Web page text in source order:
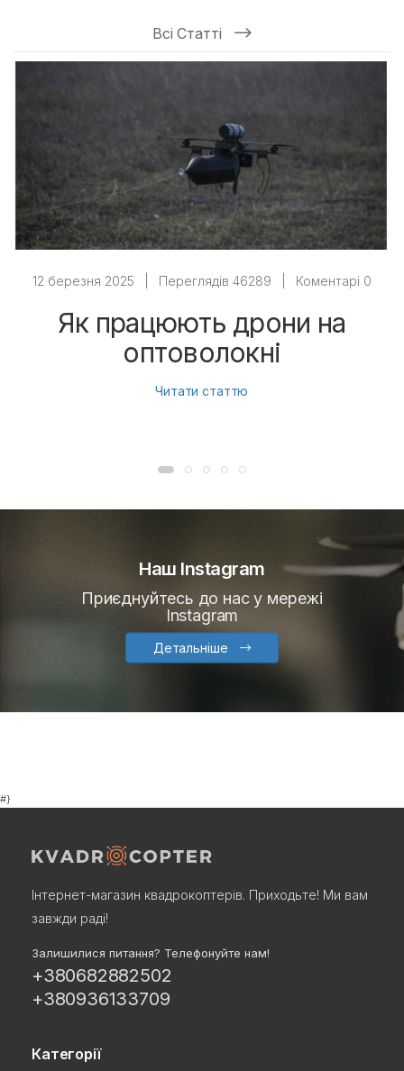
Всі Статті
12 березня 2025 Переглядів 46289 Коментарі 0
Як працюють дрони на
оптоволокні
Читати статтю
Наш Instagram
Приєднуйтесь до нас у мережі
Instagram
Детальніше
#}
Інтернет-магазин квадрокоптерів. Приходьте! Ми вам
завжди раді!
Залишилися питання? Телефонуйте нам!
+380682882502
+380936133709
Категорії